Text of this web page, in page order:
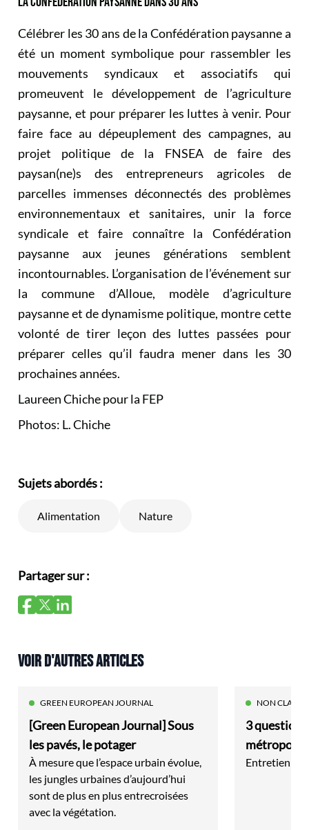
Célébrer les 30 ans de la Confédération paysanne a
été un moment symbolique pour rassembler les
mouvements syndicaux et associatifs qui
promeuvent le développement de l’agriculture
paysanne, et pour préparer les luttes à venir. Pour
faire face au dépeuplement des campagnes, au
projet politique de la FNSEA de faire des
paysan(ne)s des entrepreneurs agricoles de
parcelles immenses déconnectés des problèmes
environnementaux et sanitaires, unir la force
syndicale et faire connaître la Confédération
paysanne aux jeunes générations semblent
incontournables. L’organisation de l’événement sur
la commune d’Alloue, modèle d’agriculture
paysanne et de dynamisme politique, montre cette
volonté de tirer leçon des luttes passées pour
préparer celles qu’il faudra mener dans les 30
prochaines années.
Laureen Chiche pour la FEP
Photos: L. Chiche
Sujets abordés :
Alimentation Nature
Partager sur :
VOIR D'AUTRES ARTICLES
GREEN EUROPEAN JOURNAL
[Green European Journal] Sous
les pavés, le potager
À mesure que l’espace urbain évolue,
les jungles urbaines d’aujourd’hui
sont de plus en plus entrecroisées
avec la végétation.
NON CLASSÉ
3
Entretien